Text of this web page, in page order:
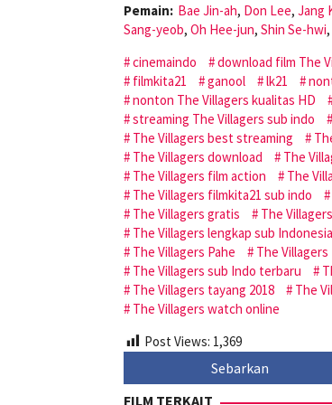
Pemain: Bae Jin-ah, Don Lee, Jang
Sang-yeob, Oh Hee-jun, Shin Se-hwi,
cinemaindo
download film The
filmkita21
ganool lk21
nonton The Villagers kualitas HD
streaming The Villagers sub indo
The Villagers best streaming
The Villagers download
The
The Villagers film action
The
The Villagers filmkita21 sub indo
The Villagers gratis
The
The Villagers lengkap sub Indonesia
The Villagers Pahe
The Villagers
The Villagers sub Indo terbaru
The Villagers tayang 2018
The
The Villagers watch online
Post Views: 1,369
Sebarkan
FILM TERKAIT